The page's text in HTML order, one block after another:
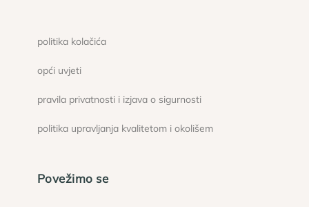
politika kolačića
opći uvjeti
pravila privatnosti i izjava o sigurnosti
politika upravljanja kvalitetom i okolišem
Povežimo se